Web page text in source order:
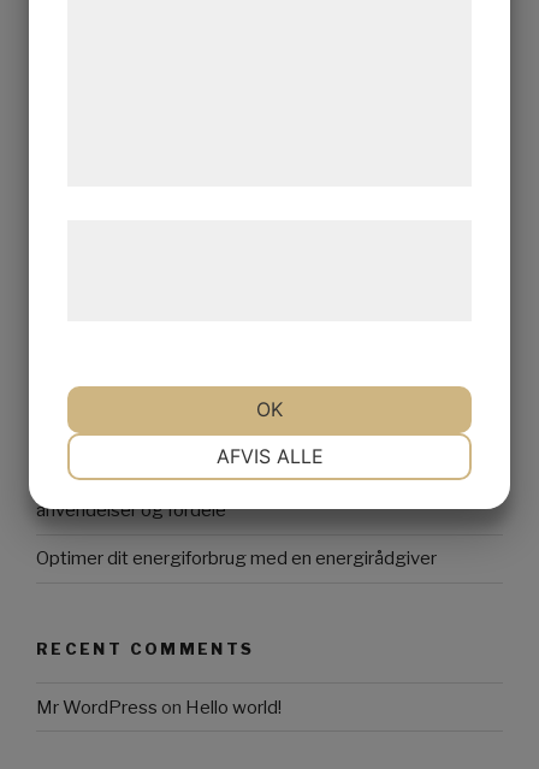
hjælp ved begravelse
Optimer dit energiforbrug med en erfaren energirådgiver
Alt du bør vide om NTC termistorer: Funktion,
anvendelser og fordele
Optimer dit energiforbrug med en energirådgiver
RECENT COMMENTS
Mr WordPress on Hello world!
AFVIS ALLE
OK